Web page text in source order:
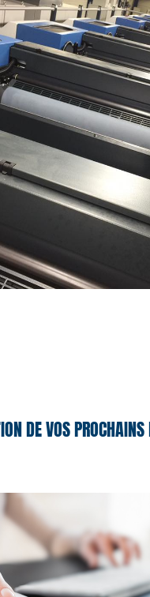
DE VOS